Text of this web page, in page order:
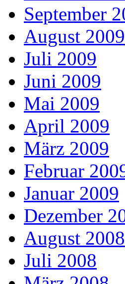
September
August 2009
Juli 2009
Juni 2009
Mai 2009
April 2009
März 2009
Februar
Januar 2009
Dezember
August 2008
Juli 2008